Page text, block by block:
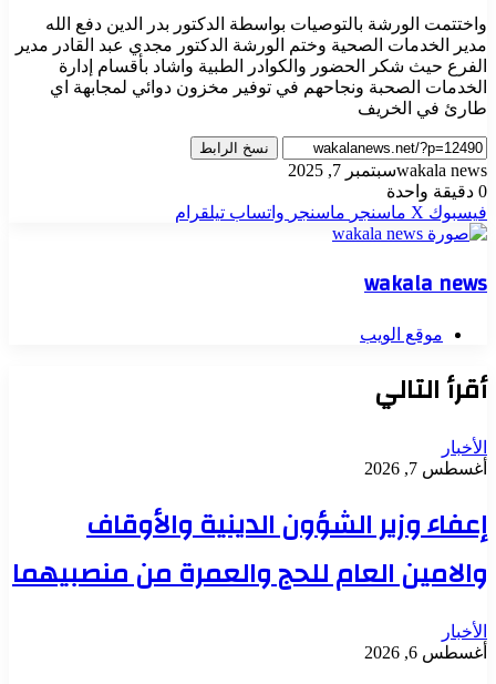
واختتمت الورشة بالتوصيات بواسطة الدكتور بدر الدين دفع الله
مدير الخدمات الصحية وختم الورشة الدكتور مجدي عبد القادر مدير
الفرع حيث شكر الحضور والكوادر الطبية واشاد بأقسام إدارة
الخدمات الصحبة ونجاحهم في توفير مخزون دوائي لمجابهة اي
طارئ في الخريف
نسخ الرابط
wakala newsسبتمبر 7, 2025
0 دقيقة واحدة
فيسبوك ‫X ماسنجر ماسنجر واتساب تيلقرام
wakala news
موقع الويب
أقرأ التالي
الأخبار
أغسطس 7, 2026
إعفاء وزير الشؤون الدينية والأوقاف
والامين العام للحج والعمرة من منصبيهما
الأخبار
أغسطس 6, 2026